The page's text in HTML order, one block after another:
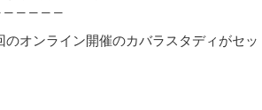
オンライン開催のカバラスタディがセ